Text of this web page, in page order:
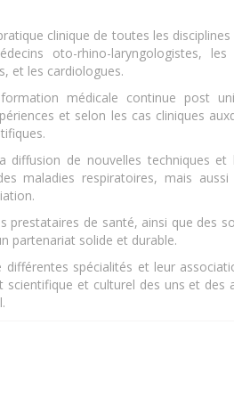
clinique de toutes les
oto-rhino-laryngologistes, les
et les cardiologues.
médicale continue post
et selon les cas cliniques
diffusion de nouvelles techniques et
maladies respiratoires, mais
prestataires de santé, ainsi que des
partenariat solide et durable.
spécialités et leur
et culturel des uns et des